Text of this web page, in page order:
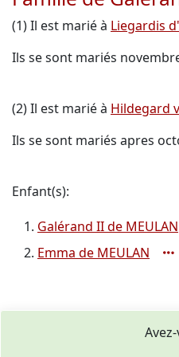
(1) Il est marié à Liegardis
Ils se sont mariés
(2) Il est marié à Hildegard
Ils se sont mariés apres
Enfant(s):
Galérand II de MEULAN
Emma de MEULAN